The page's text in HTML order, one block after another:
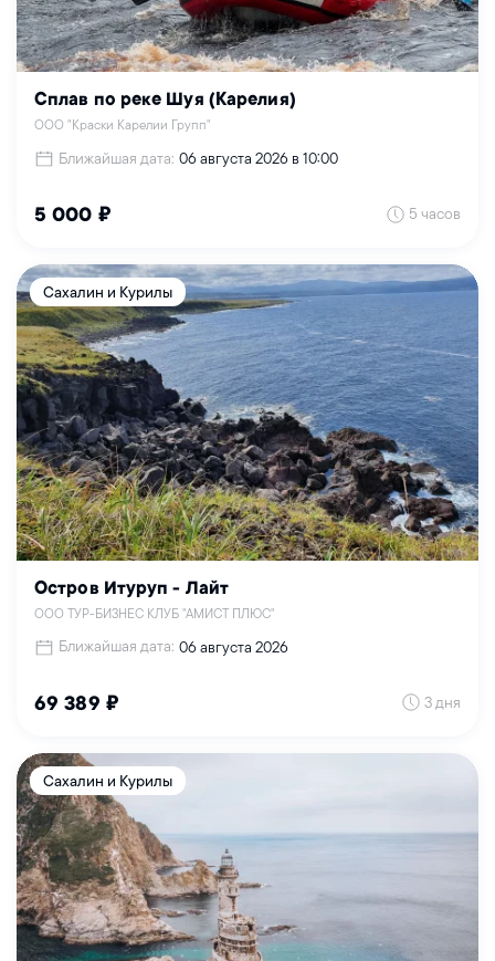
Сплав по реке Шуя (Карелия)
ООО "Краски Карелии Групп"
Ближайшая дата: 06 августа 2026 в 10:00
5 000 ₽ 5 часов
Сахалин и Курилы
Остров Итуруп - Лайт
ООО ТУР-БИЗНЕС КЛУБ "АМИСТ ПЛЮС"
Ближайшая дата: 06 августа 2026
69 389 ₽ 3 дня
Сахалин и Курилы